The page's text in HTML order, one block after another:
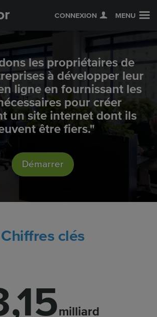
CONNEXION MENU
les propriétaires de
à développer leur
ligne en fournissant les
pour créer
un site internet dont ils
être fiers."
Démarrer
Chiffres clés
milliard